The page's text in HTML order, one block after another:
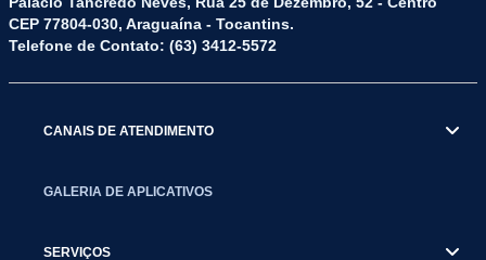
CEP 77804-030, Araguaína - Tocantins.
Telefone de Contato: (63) 3412-5572
CANAIS DE ATENDIMENTO
GALERIA DE APLICATIVOS
SERVIÇOS